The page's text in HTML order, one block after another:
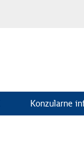
Konzularne